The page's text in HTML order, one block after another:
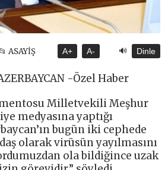
ASAYİŞ A+ A- 🔊 Dinle
-Özel Haber
Milletvekili Meşhur
medyasına yaptığı
bugün iki cephede
olarak virüsün yayılmasını
ola bildiğince uzak